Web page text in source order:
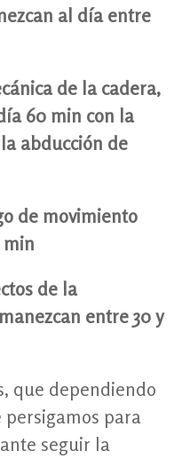
al día entre
de la cadera,
60 min con la
abducción de
de movimiento
min
de la
entre 30 y
que dependiendo
para
seguir la